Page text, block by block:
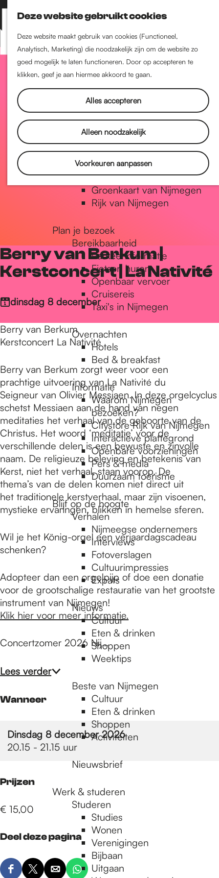
Deze website gebruikt cookies
Deze website maakt gebruik van cookies (Functioneel,
Analytisch, Marketing) die noodzakelijk zijn om de website zo
goed mogelijk te laten functioneren. Door op accepteren te
klikken, geef je aan hiermee akkoord te gaan.
Alles accepteren
Alleen noodzakelijk
Voorkeuren aanpassen
Z
o
e
k
e
K
a
a
r
t
M
e
n
Nijmegen-Nieuw-West
Nijmegen-Oud-West
Dukenburg
Lindenholt
Historie
De oudste stad van
Nederland
Historische tijdlijn
Romeinse Limes
Vrede van Nijmegen Penning
Natuur in Nijmegen
Groenkaart van Nijmegen
Rijk van Nijmegen
Plan je bezoek
Bereikbaarheid
Parkeerinformatie
Fietsen huren
Openbaar vervoer
Cruisereis
Taxi's in Nijmegen
Overnachten
Hotels
Bed & breakfast
Informatie
Waarom Nijmegen
bezoeken?
Citystore Rijk van Nijmegen
Interactieve plattegrond
Openbare voorzieningen
Pers & media
Duurzaam toerisme
Blijf op de hoogte
Verhalen
Nijmeegse ondernemers
Interviews
Fotoverslagen
Cultuurimpressies
Expats
Nieuws
Cultuur
Eten & drinken
Shoppen
Weektips
Beste van Nijmegen
Cultuur
Eten & drinken
Shoppen
Activiteiten
Nieuwsbrief
Werk & studeren
Studeren
Studies
Wonen
Verenigingen
Bijbaan
Uitgaan
Berry van Berkum |
Kerstconcert | La Nativité
dinsdag 8 december
Berry van Berkum
Kerstconcert La Nativité
Berry van Berkum zorgt weer voor een
prachtige uitvoering van La Nativité du
Seigneur van Olivier Messiaen. In deze orgelcyclus
schetst Messiaen aan de hand van negen
meditaties het verhaal van de geboorte van de
Christus. Het woord ‘meditatie’ voor de
verschillende delen is een bewuste en zinvolle
naam. De religieuze beleving en betekenis van
Kerst, niet het verhaal, staan voorop. De
thema’s van de delen komen niet direct uit
het traditionele kerstverhaal, maar zijn visoenen,
mystieke ervaringen, blikken in hemelse sferen.
Wil je het König-orgel een verjaardagscadeau
schenken?
Adopteer dan een orgelpijp of doe een donatie
voor de grootschalige restauratie van het grootste
instrument van Nijmegen!
Klik hier voor meer informatie.
Concertzomer 2026 Nij…
Lees verder
Wanneer
Dinsdag 8 december 2026
20.15 - 21.15 uur
Prijzen
€ 15,00
Deel deze pagina
D D D D